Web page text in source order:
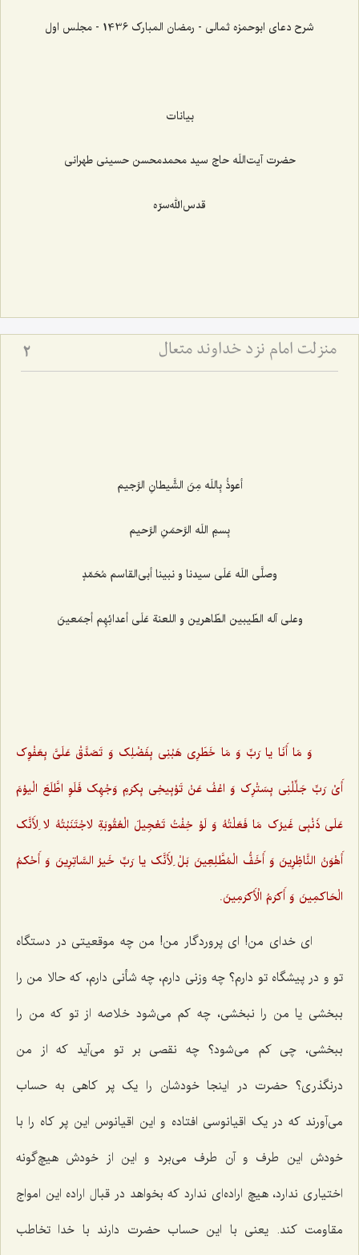
شرح دعای ابوحمزه ثمالی - رمضان المبارک 1436 - مجلس اول
بیانات
حضرت آیت‌اللَه حاج سید محمدمحسن حسینی طهرانی
قدس‌الله‌سرّه
منزلت امام نزد خداوند متعال 2
أعوذُ بِاللَه مِنَ الشَّیطانِ الرَّجیم‌
بِسمِ اللَه الرَّحمَنِ الرَّحیم‌
وصلَّى اللَه عَلَى سیدنا و نبینا أبى‌القاسم مُحَمّدٍ
وعلى آله الطّیبین الطّاهرین و اللعنة عَلَى أعدائِهِم أجمَعینَ‌
وَ مَا أَنَا یا رَبِّ وَ مَا خَطَرِى هَبْنِى بِفَضْلِک وَ تَصَدَّقْ عَلَىَّ بِعَفْوِک
أَىْ رَبِّ جَلِّلْنِى بِسَتْرِک وَ اعْفُ عَنْ تَوْبِیخِى بِکرَمِ وَجْهِک فَلَوِ اطَّلَعَ الْیوْمَ
عَلَى ذَنْبِى غَیرُک مَا فَعَلْتُهُ وَ لَوْ خِفْتُ تَعْجِیلَ الْعُقُوبَةِ لاجْتَنَبْتُهُ لا لِأَنَّک
أَهْوَنُ النَّاظِرِینَ وَ أَخَفُّ الْمُطَّلِعِینَ بَلْ لِأَنَّک یا رَبِّ خَیرُ السَّاتِرِینَ وَ أَحْکمُ
الْحَاکمِینَ وَ أَکرَمُ الْأَکرَمِینَ.
ای خدای من! ای پروردگار من! من چه موقعیتی در دستگاه
تو و در پیشگاه تو دارم؟ چه وزنی دارم، چه شأنی دارم، که حالا من را
ببخشی یا من را نبخشی، چه کم می‌شود خلاصه از تو که من را
ببخشی، چی کم می‌شود؟ چه نقصی بر تو می‌آید که از من
درنگذری؟ حضرت در اینجا خودشان را یک پر کاهی به حساب
می‌آورند که در یک اقیانوسی افتاده و این اقیانوس این پر کاه را با
خودش این طرف و آن طرف می‌برد و این از خودش هیچ‌گونه
اختیاری ندارد، هیچ اراده‌ای ندارد که بخواهد در قبال اراده این امواج
مقاومت کند. یعنی با این حساب حضرت دارند با خدا تخاطب